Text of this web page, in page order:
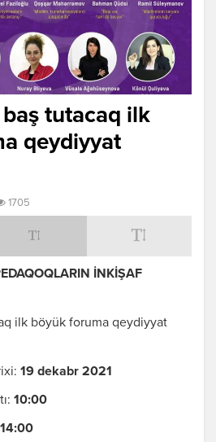
baş tutacaq ilk
qeydiyyat
1705
İNKİŞAF
ilk böyük foruma qeydiyyat
19 dekabr 2021
10:00
14:00